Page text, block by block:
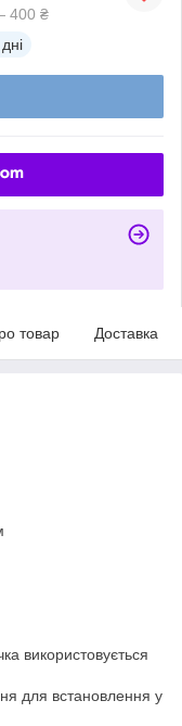
400 ₴
товар Доставка
використовується
для встановлення у